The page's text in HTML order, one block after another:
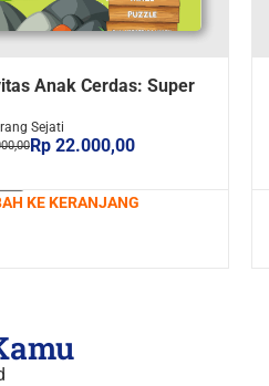
Anak Cerdas: Super
Sejati
Rp 22.000,00
KE KERANJANG